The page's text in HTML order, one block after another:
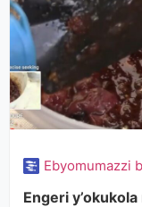
Ebyomumazzi
Engeri